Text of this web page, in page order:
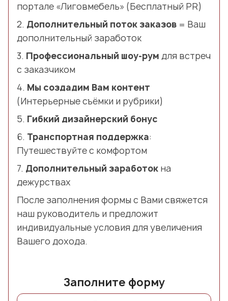
портале «Лиговмебель» (Бесплатный PR)
2. Дополнительный поток заказов = Ваш
дополнительный заработок
3. Профессиональный шоу-рум для встреч
с заказчиком
4. Мы создадим Вам контент
(Интерьерные съёмки и рубрики)
5. Гибкий дизайнерский бонус
6. Транспортная поддержка:
Путешествуйте с комфортом
7. Дополнительный заработок на
дежурствах
После заполнения формы с Вами свяжется
наш руководитель и предложит
индивидуальные условия для увеличения
Вашего дохода.
Заполните форму